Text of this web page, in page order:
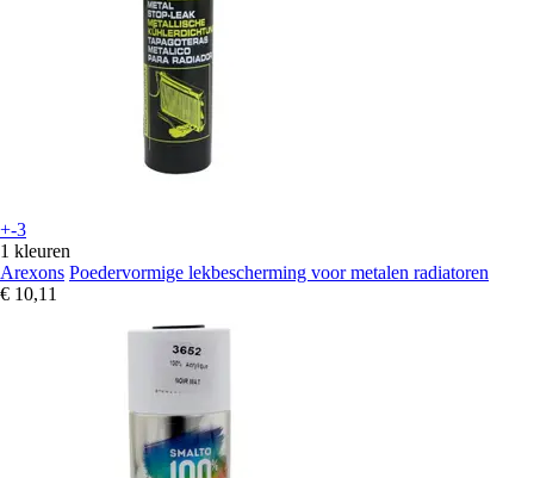
+-3
1 kleuren
Arexons Poedervormige lekbescherming voor metalen radiatoren
€ 10,11